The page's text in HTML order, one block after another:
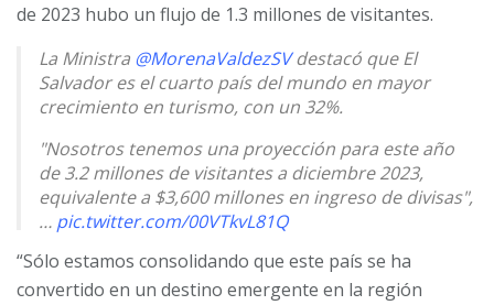
de 2023 hubo un flujo de 1.3 millones de visitantes.
La Ministra @MorenaValdezSVdestacó que El
Salvador es el cuarto país del mundo en mayor
crecimiento en turismo, con un 32%.
"Nosotros tenemos una proyección para este año
de 3.2 millones de visitantes a diciembre 2023,
equivalente a $3,600 millones en ingreso de divisas",
… pic.twitter.com/00VTkvL81Q
— Ministerio de Turismo (@MITURElSalvador)
November 27, 2023
“Sólo estamos consolidando que este país se ha
convertido en un destino emergente en la región